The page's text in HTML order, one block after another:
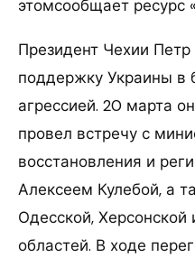
этомсообщает ресурс
Президент Чехии
поддержку Украины в
агрессией. 20 марта
провел встречу с
восстановления и
Алексеем Кулебой, а
Одесской, Херсонской
областей. В ходе